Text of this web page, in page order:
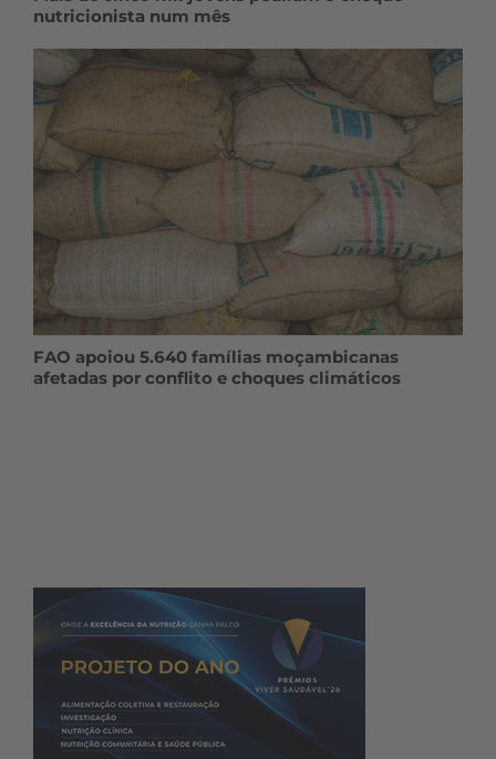
nutricionista num mês
FAO apoiou 5.640 famílias moçambicanas
afetadas por conflito e choques climáticos